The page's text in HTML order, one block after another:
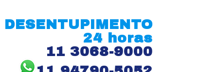
DESENTUPIMENTO
24 horas
11 3068-9000